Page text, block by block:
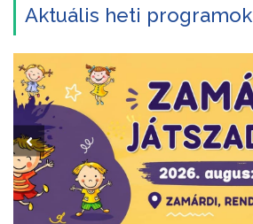
Aktuális heti programok